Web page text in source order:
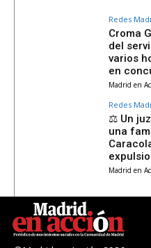
Redes
Croma
del
varios
en
Madrid en
Redes
⚖️ Un
una
Madrid en